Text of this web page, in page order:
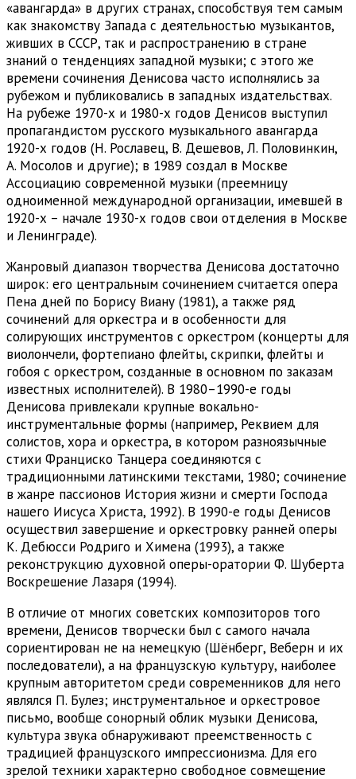
«авангарда» в других странах, способствуя тем самым
как знакомству Запада с деятельностью музыкантов,
живших в СССР, так и распространению в стране
знаний о тенденциях западной музыки; с этого же
времени сочинения Денисова часто исполнялись за
рубежом и публиковались в западных издательствах.
На рубеже 1970-х и 1980-х годов Денисов выступил
пропагандистом русского музыкального авангарда
1920-х годов (Н. Рославец, В. Дешевов, Л. Половинкин,
А. Мосолов и другие); в 1989 создал в Москве
Ассоциацию современной музыки (преемницу
одноименной международной организации, имевшей в
1920-х – начале 1930-х годов свои отделения в Москве
и Ленинграде).
Жанровый диапазон творчества Денисова достаточно
широк: его центральным сочинением считается опера
Пена дней по Борису Виану (1981), а также ряд
сочинений для оркестра и в особенности для
солирующих инструментов с оркестром (концерты для
виолончели, фортепиано флейты, скрипки, флейты и
гобоя с оркестром, созданные в основном по заказам
известных исполнителей). В 1980–1990-е годы
Денисова привлекали крупные вокально-
инструментальные формы (например, Реквием для
солистов, хора и оркестра, в котором разноязычные
стихи Франциско Танцера соединяются с
традиционными латинскими текстами, 1980; сочинение
в жанре пассионов История жизни и смерти Господа
нашего Иисуса Христа, 1992). В 1990-е годы Денисов
осуществил завершение и оркестровку ранней оперы
К. Дебюсси Родриго и Химена (1993), а также
реконструкцию духовной оперы-оратории Ф. Шуберта
Воскрешение Лазаря (1994).
В отличие от многих советских композиторов того
времени, Денисов творчески был с самого начала
сориентирован не на немецкую (Шёнберг, Веберн и их
последователи), а на французскую культуру, наиболее
крупным авторитетом среди современников для него
являлся П. Булез; инструментальное и оркестровое
письмо, вообще сонорный облик музыки Денисова,
культура звука обнаруживают преемственность с
традицией французского импрессионизма. Для его
зрелой техники характерно свободное совмещение